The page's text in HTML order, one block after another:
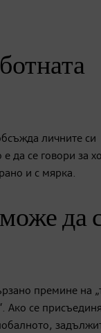
личните си
да се говори за
и с мярка.
да
премине на
Ако се